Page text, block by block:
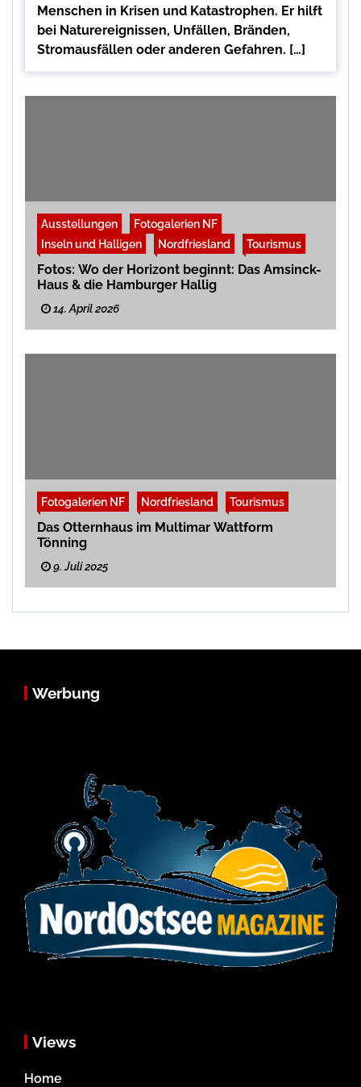
Menschen in Krisen und Katastrophen. Er hilft
bei Naturereignissen, Unfällen, Bränden,
Stromausfällen oder anderen Gefahren. […]
Ausstellungen
Fotogalerien NF
Inseln und Halligen
Nordfriesland Tourismus
Fotos: Wo der Horizont beginnt: Das Amsinck-
Haus & die Hamburger Hallig
14. April 2026
Fotogalerien NF Nordfriesland Tourismus
Das Otternhaus im Multimar Wattform
Tönning
9. Juli 2025
Werbung
Views
Home